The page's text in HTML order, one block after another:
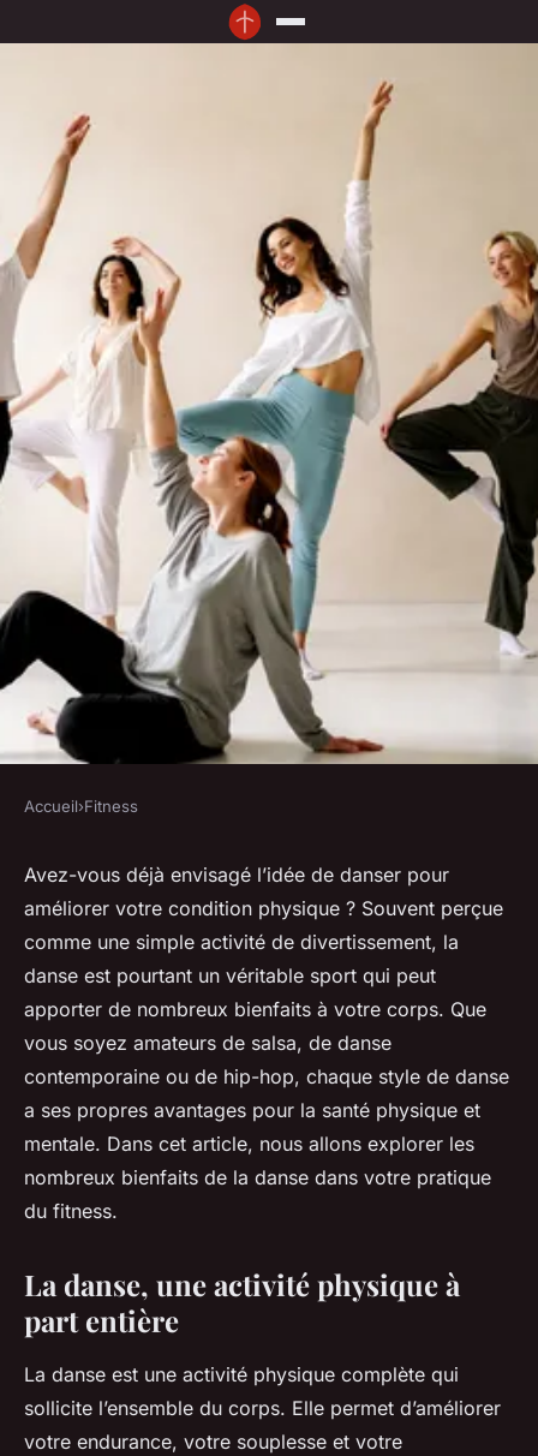
les bienfaits de la danse dans
votre pratique du fitness
François•13 octobre 2023•5 min de lecture
Accueil›Fitness
Avez-vous déjà envisagé l’idée de danser pour
améliorer votre condition physique ? Souvent perçue
comme une simple activité de divertissement, la
danse est pourtant un véritable sport qui peut
apporter de nombreux bienfaits à votre corps. Que
vous soyez amateurs de salsa, de danse
contemporaine ou de hip-hop, chaque style de danse
a ses propres avantages pour la santé physique et
mentale. Dans cet article, nous allons explorer les
nombreux bienfaits de la danse dans votre pratique
du fitness.
La danse, une activité physique à
part entière
La danse est une activité physique complète qui
sollicite l’ensemble du corps. Elle permet d’améliorer
votre endurance, votre souplesse et votre